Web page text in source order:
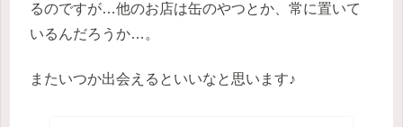
るのですが…他のお店は缶のやつとか、常に置いて
いるんだろうか…。
またいつか出会えるといいなと思います♪